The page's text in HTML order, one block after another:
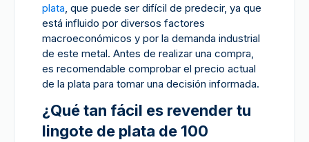
plata, que puede ser difícil de predecir, ya que
está influido por diversos factores
macroeconómicos y por la demanda industrial
de este metal. Antes de realizar una compra,
es recomendable comprobar el precio actual
de la plata para tomar una decisión informada.
¿Qué tan fácil es revender tu
lingote de plata de 100